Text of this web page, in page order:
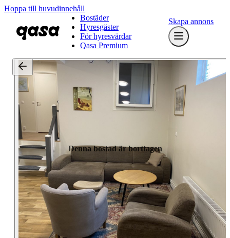
Hoppa till huvudinnehåll
Bostäder
Hyresgäster
För hyresvärdar
Qasa Premium
Skapa annons
Denna bostad är borttagen